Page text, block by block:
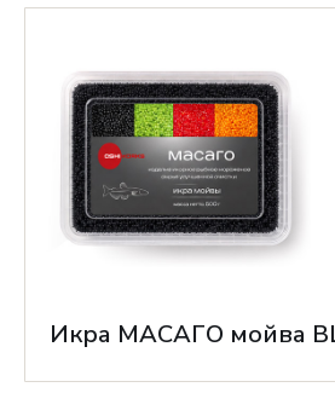
Икра МАСАГО мойва